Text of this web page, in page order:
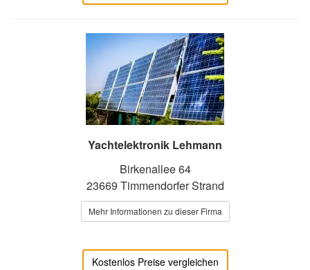
Yachtelektronik Lehmann
Birkenallee 64
23669 Timmendorfer Strand
Mehr Informationen zu dieser Firma
Kostenlos Preise vergleichen